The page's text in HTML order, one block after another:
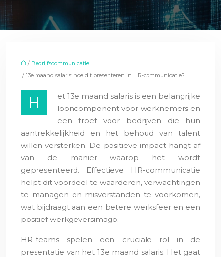
/ Bedrijfscommunicatie
/ 13e maand salaris: hoe dit presenteren in HR-communicatie?
H
et 13e maand salaris is een belangrijke
looncomponent voor werknemers en
een troef voor bedrijven die hun
aantrekkelijkheid en het behoud van talent
willen versterken. De positieve impact hangt af
van de manier waarop het wordt
gepresenteerd. Effectieve HR-communicatie
helpt dit voordeel te waarderen, verwachtingen
te managen en misverstanden te voorkomen,
wat bijdraagt aan een betere werksfeer en een
positief werkgeversimago.
HR-teams spelen een cruciale rol in de
presentatie van het 13e maand salaris. Het gaat